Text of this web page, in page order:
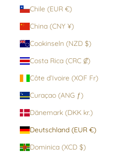
Chile (EUR €)
China (CNY ¥)
Cookinseln (NZD $)
Costa Rica (CRC ₡)
Côte d’Ivoire (XOF Fr)
Curaçao (ANG ƒ)
Dänemark (DKK kr.)
Deutschland (EUR €)
Dominica (XCD $)